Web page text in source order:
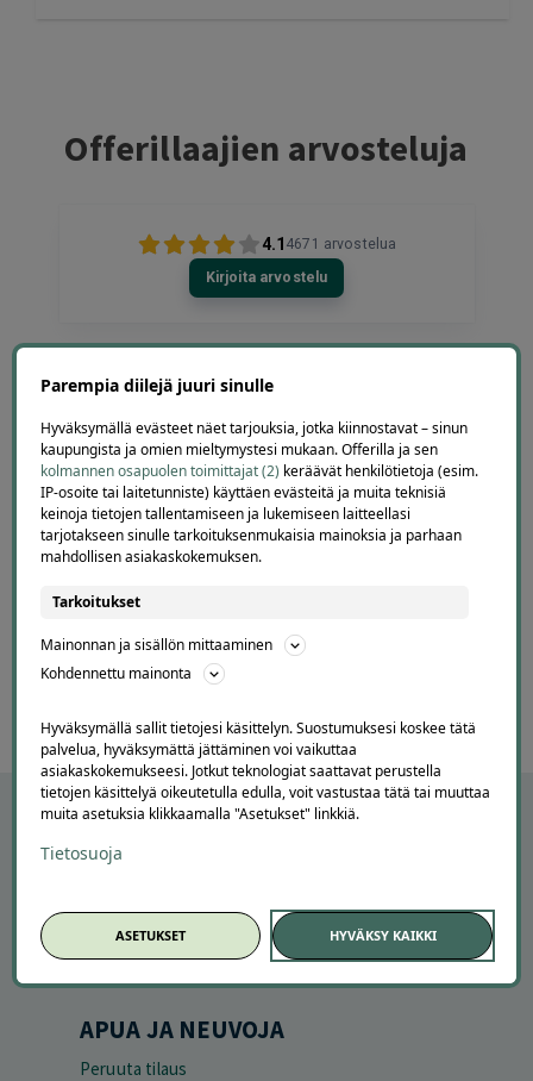
Offerillaajien arvosteluja
4.1 4671 arvostelua
Kirjoita arvostelu
E
Helsinki
2 days ago
Kaikki meni ihan nappiin! Suosittelen!
Lisätty
Page
APUA JA NEUVOJA
Peruuta tilaus
Parempia diilejä juuri sinulle
Hyväksymällä evästeet näet tarjouksia, jotka kiinnostavat – sinun
kaupungista ja omien mieltymystesi mukaan. Offerilla ja sen
kolmannen osapuolen toimittajat (2) keräävät henkilötietoja (esim.
IP-osoite tai laitetunniste) käyttäen evästeitä ja muita teknisiä
keinoja tietojen tallentamiseen ja lukemiseen laitteellasi
tarjotakseen sinulle tarkoituksenmukaisia mainoksia ja parhaan
mahdollisen asiakaskokemuksen.
Tarkoitukset
Mainonnan ja sisällön mittaaminen
Kohdennettu mainonta
Hyväksymällä sallit tietojesi käsittelyn. Suostumuksesi koskee tätä
palvelua, hyväksymättä jättäminen voi vaikuttaa
asiakaskokemukseesi. Jotkut teknologiat saattavat perustella
tietojen käsittelyä oikeutetulla edulla, voit vastustaa tätä tai muuttaa
muita asetuksia klikkaamalla "Asetukset" linkkiä.
Tietosuoja
ASETUKSET HYVÄKSY KAIKKI